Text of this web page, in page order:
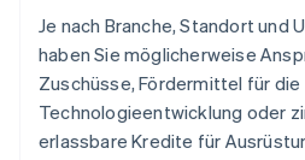
Je nach Branche, Standort und
haben Sie möglicherweise
Zuschüsse, Fördermittel für die
Technologieentwicklung oder
erlassbare Kredite für